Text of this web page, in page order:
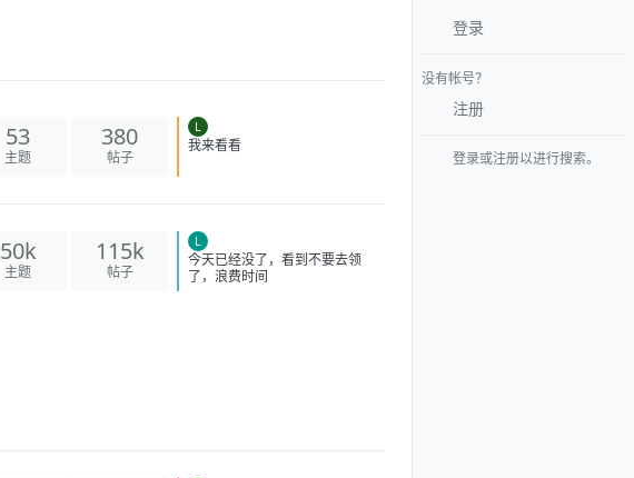
53
主题
380
帖子
L
我来看看
50k
主题
115k
帖子
L
今天已经没了，看到不要去领
了，浪费时间
登录
没有帐号？
注册
登录或注册以进行搜索。